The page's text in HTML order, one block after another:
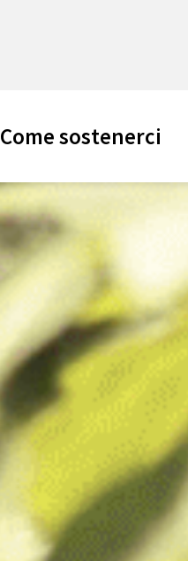
Come sostenerci